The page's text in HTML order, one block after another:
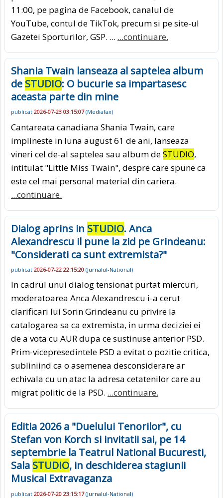
11:00, pe pagina de Facebook, canalul de
YouTube, contul de TikTok, precum si pe site-ul
Gazetei Sporturilor, GSP. ... ...continuare.
Shania Twain lanseaza al saptelea album
de STUDIO: O bucurie sa impartasesc
aceasta parte din mine
publicat 2026-07-23 03:15:07(Mediafax)
Cantareata canadiana Shania Twain, care
implineste in luna august 61 de ani, lanseaza
vineri cel de-al saptelea sau album deSTUDIO,
intitulat "Little Miss Twain", despre care spune ca
este cel mai personal material din cariera.
...continuare.
Dialog aprins in STUDIO. Anca
Alexandrescu il pune la zid pe Grindeanu:
"Considerati ca sunt extremista?"
publicat 2026-07-22 22:15:20 (Jurnalul-National)
In cadrul unui dialog tensionat purtat miercuri,
moderatoarea Anca Alexandrescu i-a cerut
clarificari lui Sorin Grindeanu cu privire la
catalogarea sa ca extremista, in urma deciziei ei
de a vota cu AUR dupa ce sustinuse anterior PSD.
Prim-vicepresedintele PSD a evitat o pozitie critica,
subliniind ca o asemenea desconsiderare ar
echivala cu un atac la adresa cetatenilor care au
migrat politic de la PSD. ...continuare.
Editia 2026 a "Duelului Tenorilor", cu
Stefan von Korch si invitatii sai, pe 14
septembrie la Teatrul National Bucuresti,
Sala STUDIO, in deschiderea stagiunii
Musical Extravaganza
publicat 2026-07-20 23:15:17(Jurnalul-National)